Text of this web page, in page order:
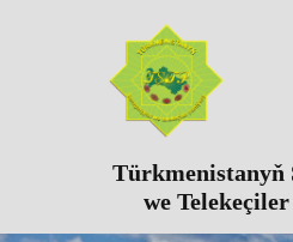
Türkmenistanyň
we